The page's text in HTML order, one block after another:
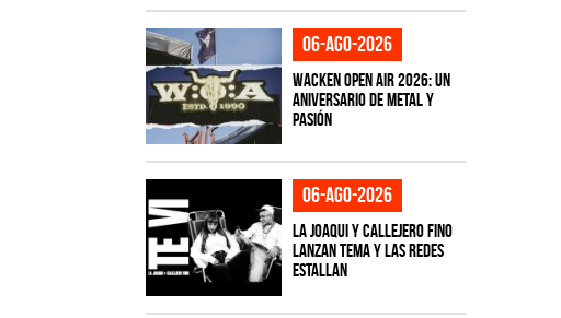
06-ago-2026
Wacken Open Air 2026: Un
aniversario de metal y
pasión
06-ago-2026
La Joaqui y Callejero Fino
lanzan tema y las redes
estallan